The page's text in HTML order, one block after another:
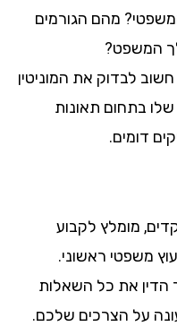
מהם הגורמים
את המוניטין
בתחום תאונות
לקבוע
ראשוני.
את כל השאלות
הצרכים שלכם.